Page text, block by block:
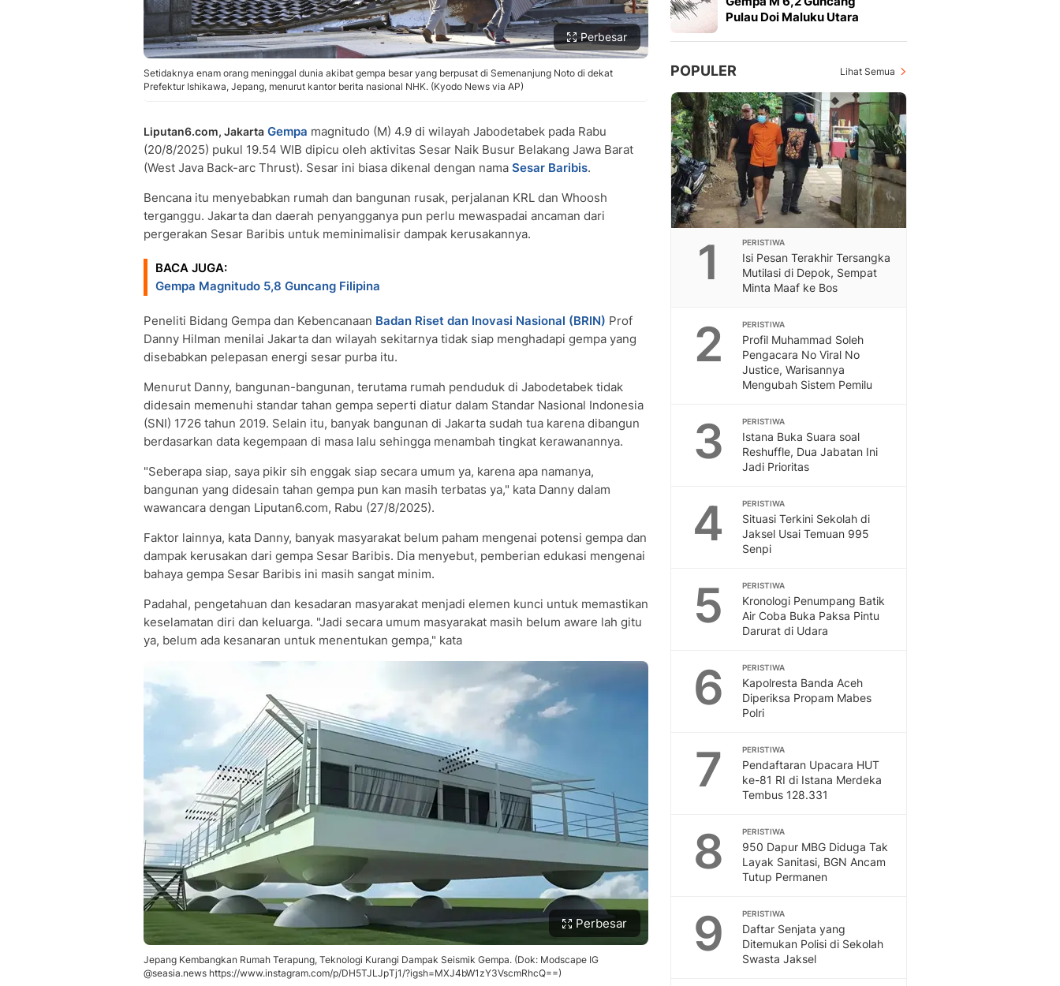
Perbesar
Setidaknya enam orang meninggal dunia akibat gempa besar yang berpusat di Semenanjung Noto di dekat
Prefektur Ishikawa, Jepang, menurut kantor berita nasional NHK. (Kyodo News via AP)
Liputan6.com, Jakarta Gempa magnitudo (M) 4.9 di wilayah Jabodetabek pada Rabu
(20/8/2025) pukul 19.54 WIB dipicu oleh aktivitas Sesar Naik Busur Belakang Jawa Barat
(West Java Back-arc Thrust). Sesar ini biasa dikenal dengan nama Sesar Baribis.
Bencana itu menyebabkan rumah dan bangunan rusak, perjalanan KRL dan Whoosh
terganggu. Jakarta dan daerah penyangganya pun perlu mewaspadai ancaman dari
pergerakan Sesar Baribis untuk meminimalisir dampak kerusakannya.
BACA JUGA:
Gempa Magnitudo 5,8 Guncang Filipina
Peneliti Bidang Gempa dan Kebencanaan Badan Riset dan Inovasi Nasional (BRIN) Prof
Danny Hilman menilai Jakarta dan wilayah sekitarnya tidak siap menghadapi gempa yang
disebabkan pelepasan energi sesar purba itu.
Menurut Danny, bangunan-bangunan, terutama rumah penduduk di Jabodetabek tidak
didesain memenuhi standar tahan gempa seperti diatur dalam Standar Nasional Indonesia
(SNI) 1726 tahun 2019. Selain itu, banyak bangunan di Jakarta sudah tua karena dibangun
berdasarkan data kegempaan di masa lalu sehingga menambah tingkat kerawanannya.
"Seberapa siap, saya pikir sih enggak siap secara umum ya, karena apa namanya,
bangunan yang didesain tahan gempa pun kan masih terbatas ya," kata Danny dalam
wawancara dengan Liputan6.com, Rabu (27/8/2025).
Faktor lainnya, kata Danny, banyak masyarakat belum paham mengenai potensi gempa dan
dampak kerusakan dari gempa Sesar Baribis. Dia menyebut, pemberian edukasi mengenai
bahaya gempa Sesar Baribis ini masih sangat minim.
Padahal, pengetahuan dan kesadaran masyarakat menjadi elemen kunci untuk memastikan
keselamatan diri dan keluarga. "Jadi secara umum masyarakat masih belum aware lah gitu
ya, belum ada kesanaran untuk menentukan gempa," kata
Perbesar
Jepang Kembangkan Rumah Terapung, Teknologi Kurangi Dampak Seismik Gempa. (Dok: Modscape IG
@seasia.news https://www.instagram.com/p/DH5TJLJpTj1/?igsh=MXJ4bW1zY3VscmRhcQ==)
Pulau Doi Maluku Utara
POPULER Lihat Semua
1 PERISTIWA
Isi Pesan Terakhir Tersangka
Mutilasi di Depok, Sempat
Minta Maaf ke Bos
2 PERISTIWA
Profil Muhammad Soleh
Pengacara No Viral No
Justice, Warisannya
Mengubah Sistem Pemilu
3 PERISTIWA
Istana Buka Suara soal
Reshuffle, Dua Jabatan Ini
Jadi Prioritas
4 PERISTIWA
Situasi Terkini Sekolah di
Jaksel Usai Temuan 995
Senpi
5 PERISTIWA
Kronologi Penumpang Batik
Air Coba Buka Paksa Pintu
Darurat di Udara
6 PERISTIWA
Kapolresta Banda Aceh
Diperiksa Propam Mabes
Polri
7 PERISTIWA
Pendaftaran Upacara HUT
ke-81 RI di Istana Merdeka
Tembus 128.331
8 PERISTIWA
950 Dapur MBG Diduga Tak
Layak Sanitasi, BGN Ancam
Tutup Permanen
9 PERISTIWA
Daftar Senjata yang
Ditemukan Polisi di Sekolah
Swasta Jaksel